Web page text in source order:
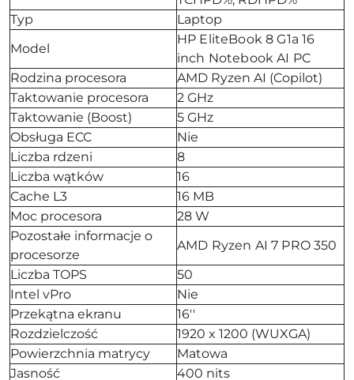
Typ
Laptop
Model
HP EliteBook 8 G1a 16
inch Notebook AI PC
Rodzina procesora
AMD Ryzen AI (Copilot)
Taktowanie procesora
2 GHz
Taktowanie (Boost)
5 GHz
Obsługa ECC
Nie
Liczba rdzeni
8
Liczba wątków
16
Cache L3
16 MB
Moc procesora
28 W
Pozostałe informacje o
procesorze
AMD Ryzen AI 7 PRO 350
Liczba TOPS
50
Intel vPro
Nie
Przekątna ekranu
16''
Rozdzielczość
1920 x 1200 (WUXGA)
Powierzchnia matrycy
Matowa
Jasność
400 nits